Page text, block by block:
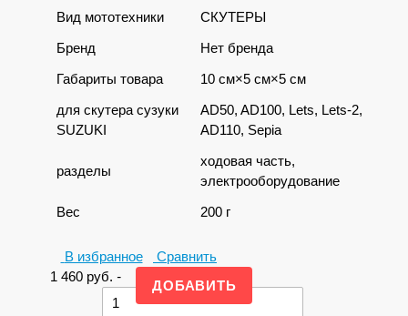
Вид мототехники
СКУТЕРЫ
Бренд
Нет бренда
Габариты товара
10 см×5 см×5 см
для скутера сузуки
SUZUKI
AD50, AD100, Lets, Lets-2,
AD110, Sepia
разделы
ходовая часть,
электрооборудование
Вес
200 г
В избранное
Сравнить
1 460 руб. -